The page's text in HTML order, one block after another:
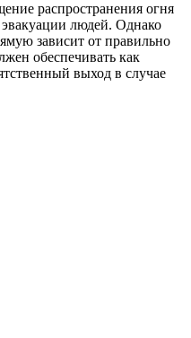
распространения огня
людей. Однако
зависит от правильно
обеспечивать как
выход в случае